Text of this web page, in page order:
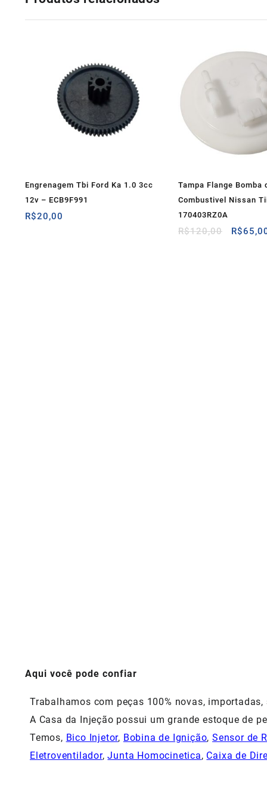
Engrenagem Tbi Ford Ka 1.0 3cc
12v – ECB9F991
R$20,00
Tampa Flange Bomba
Combustivel Nissan
170403RZ0A
R$120,00
O
R$
Aqui você pode confiar
Trabalhamos com peças 100% novas,
A Casa da Injeção possui um grande estoque de
Temos, Bico Injetor, Bobina de Ignição,Sensor de
Eletroventilador,Junta Homocinetica, Caixa de